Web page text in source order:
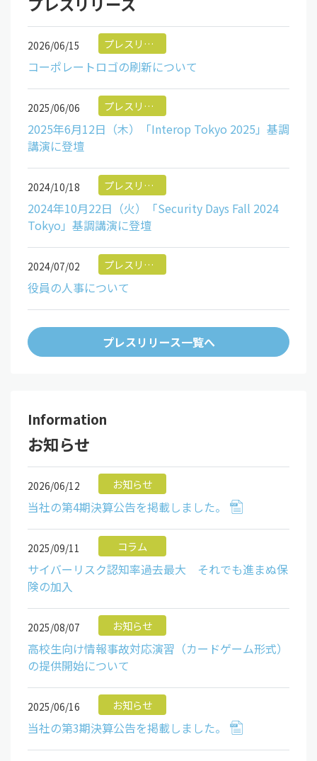
2026/06/15 プレスリリース
コーポレートロゴの刷新について
2025/06/06 プレスリリース
2025年6月12日（木）「Interop Tokyo 2025」基調
講演に登壇
2024/10/18 プレスリリース
2024年10月22日（火）「Security Days Fall 2024
Tokyo」基調講演に登壇
2024/07/02 プレスリリース
役員の人事について
プレスリリース一覧へ
Information
お知らせ
2026/06/12 お知らせ
当社の第4期決算公告を掲載しました。
2025/09/11 コラム
サイバーリスク認知率過去最大 それでも進まぬ保
険の加入
2025/08/07 お知らせ
高校生向け情報事故対応演習（カードゲーム形式）
の提供開始について
2025/06/16 お知らせ
当社の第3期決算公告を掲載しました。